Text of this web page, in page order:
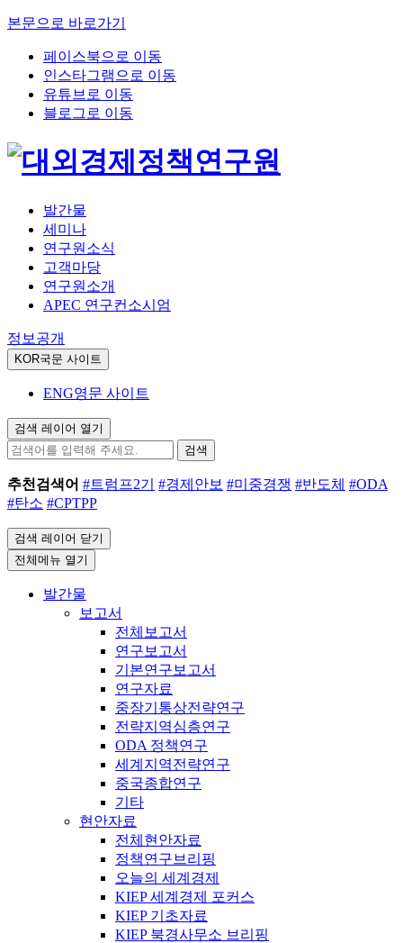
본문으로 바로가기
페이스북으로 이동
인스타그램으로 이동
유튜브로 이동
블로그로 이동
발간물
세미나
연구원소식
고객마당
연구원소개
APEC 연구컨소시엄
정보공개
KOR국문 사이트
ENG영문 사이트
검색 레이어 열기
검색
추천검색어 #트럼프2기 #경제안보 #미중경쟁 #반도체 #ODA
#탄소 #CPTPP
검색 레이어 닫기
전체메뉴 열기
발간물
보고서
전체보고서
연구보고서
기본연구보고서
연구자료
중장기통상전략연구
전략지역심층연구
ODA 정책연구
세계지역전략연구
중국종합연구
기타
현안자료
전체현안자료
정책연구브리핑
오늘의 세계경제
KIEP 세계경제 포커스
KIEP 기초자료
KIEP 북경사무소 브리핑